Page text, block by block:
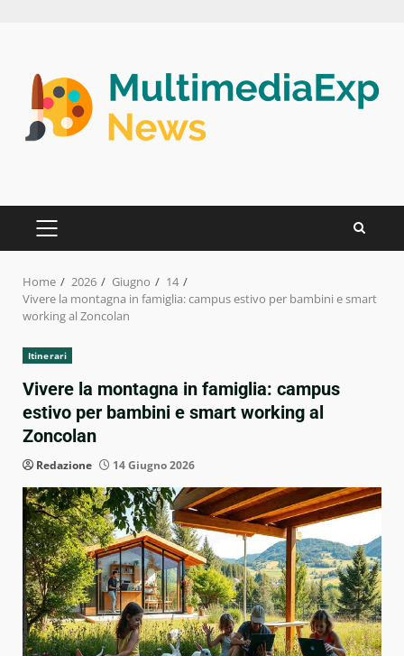
content
PRIMARY
MENU
Home 2026 Giugno
14
Vivere la montagna in famiglia: campus estivo per bambini e smart
working al Zoncolan
Itinerari
Vivere la montagna in famiglia: campus
estivo per bambini e smart working al
Zoncolan
Redazione 14 Giugno 2026